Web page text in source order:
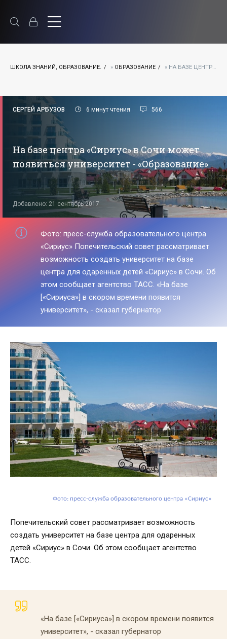
ШКОЛА ЗНАНИЙ, ОБРАЗОВАНИЕ. » ОБРАЗОВАНИЕ » НА БАЗЕ ЦЕНТРА «СИРИУС» В СОЧИ МОЖЕТ ПОЯВИТЬСЯ УНИВЕРСИТЕТ - «ОБРАЗОВАНИЕ»
СЕРГЕЙ АРБУЗОВ 6 минут чтения 566
На базе центра «Сириус» в Сочи может
появиться университет - «Образование»
Добавлено: 21 сентябрь 2017
Фото: пресс-служба образовательного центра
«Сириус» Попечительский совет рассматривает
возможность создать университет на базе
центра для одаренных детей «Сириус» в Сочи. Об
этом сообщает агентство ТАСС. «На базе
[«Сириуса»] в скором времени появится
университет», - сказал губернатор
Фото: пресс-служба образовательного центра «Сириус»
Попечительский совет рассматривает возможность
создать университет на базе центра для одаренных
детей «Сириус» в Сочи. Об этом сообщает агентство
ТАСС.
«На базе [«Сириуса»] в скором времени появится
университет», - сказал губернатор